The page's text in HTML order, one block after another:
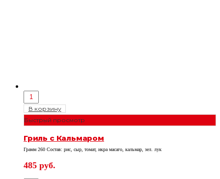
В корзину
Быстрый просмотр
Гриль с Кальмаром
Грамм 260 Состав: рис, сыр, томат, икра масаго, кальмар, зел. лук
485 руб.